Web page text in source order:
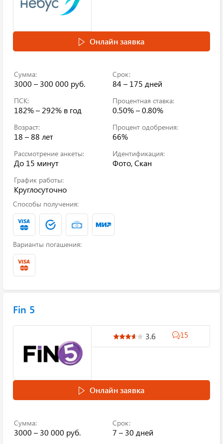
Онлайн заявка
Сумма:
3000 – 300 000 руб.
Срок:
84 – 175 дней
ПСК:
182% – 292% в год
Процентная ставка:
0.50% – 0.80%
Возраст:
18 – 88 лет
Процент одобрения:
66%
Рассмотрение анкеты:
До 15 минут
Идентификация:
Фото, Скан
График работы:
Круглосуточно
Способы получения:
Варианты погашения:
Fin 5
3.6 15
Онлайн заявка
Сумма:
3000 – 30 000 руб.
Срок:
7 – 30 дней